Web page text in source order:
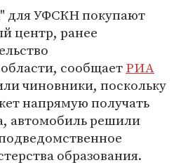
для УФСКН покупают
центр, ранее
сообщаетРИА
чиновники, поскольку
напрямую получать
автомобиль решили
образования.